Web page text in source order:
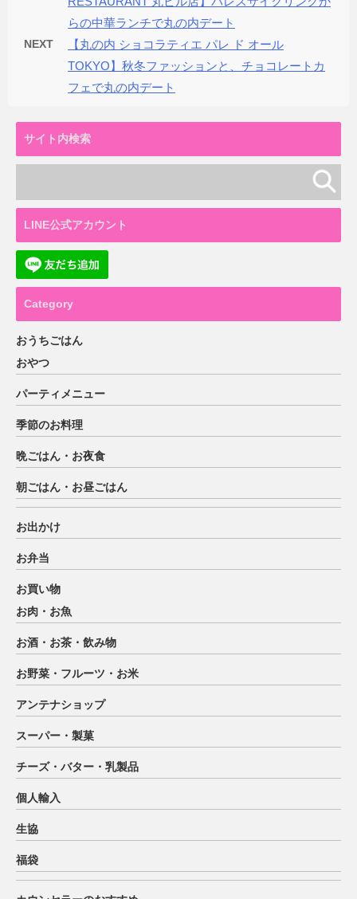
らの中華ランチで丸の内デート
NEXT
【丸の内 ショコラティエ パレ ド オール
TOKYO】秋冬ファッションと、チョコレートカ
フェで丸の内デート
サイト内検索
LINE公式アカウント
Category
おうちごはん
おやつ
パーティメニュー
季節のお料理
晩ごはん・お夜食
朝ごはん・お昼ごはん
お出かけ
お弁当
お買い物
お肉・お魚
お酒・お茶・飲み物
お野菜・フルーツ・お米
アンテナショップ
スーパー・製菓
チーズ・バター・乳製品
個人輸入
生協
福袋